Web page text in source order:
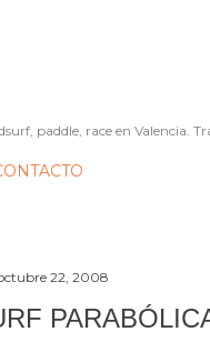
paddle, race en Valencia.
22, 2008